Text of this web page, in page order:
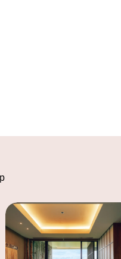
想図 2026」
新・開運術。」
ば、幸せ」
新常識。」